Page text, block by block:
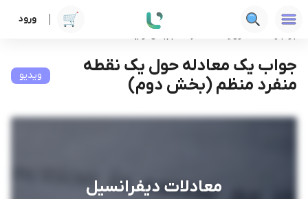
ورود دوره ها فنی‌ومهندسی
معادلات دیفرانسیل
جواب یک معادله حول یک نقطه
منفرد منظم (بخش دوم)
ویدیو
معادلات دیفرانسیل